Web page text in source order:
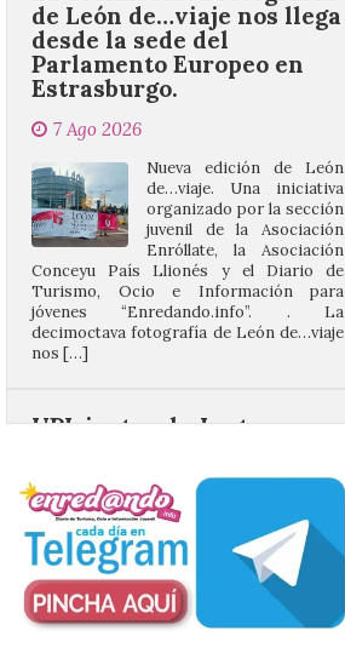
Estrasburgo.
7 Ago 2026
Nueva edición de León
juvenil de la Asociación
Enróllate, la Asociación
Conceyu País Llionés y el Diario de
Turismo, Ocio e Información para
jóvenes “Enredando.info”. . La
decimoctava fotografía de León de…viaje
nos […]
UPL insta a la Junta a
BIC en estado de ruina
Un Bien de Interés
Cultural abandonado
desde 1949. Los
procuradores leonesistas
plantean que la Junta
contacte cuanto antes con los
propietarios para exigirles medidas